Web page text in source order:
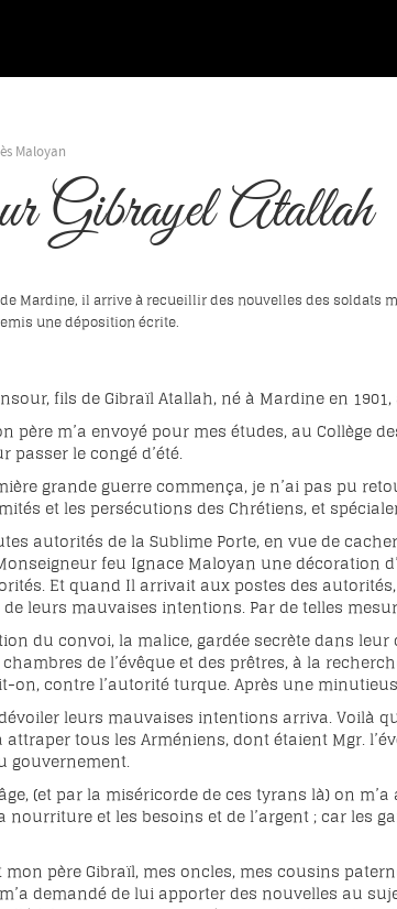
Maloyan
Gibrayel Atallah
Mardine, il arrive à recueillir des nouvelles des soldats
une déposition écrite.
fils de Gibraïl Atallah, né à Mardine en 1901,
père m’a envoyé pour mes études, au Collège
le congé d’été.
grande guerre commença, je n’ai pas pu
et les persécutions des Chrétiens, et
autorités de la Sublime Porte, en vue de
feu Ignace Maloyan une
Et quand Il arrivait aux postes des
de leurs mauvaises intentions. Par de telles
du convoi, la malice, gardée secrète dans
de l’évêque et des prêtres, à la
on, contre l’autorité turque. Après une
leurs mauvaises intentions arriva. Voilà
tous les Arméniens, dont étaient Mgr.
gouvernement.
(et par la miséricorde de ces tyrans là) on
et les besoins et de l’argent ; car les
père Gibraïl, mes oncles, mes cousins
demandé de lui apporter des nouvelles au